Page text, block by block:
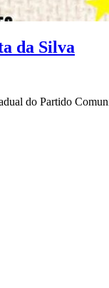
da Silva
do Partido